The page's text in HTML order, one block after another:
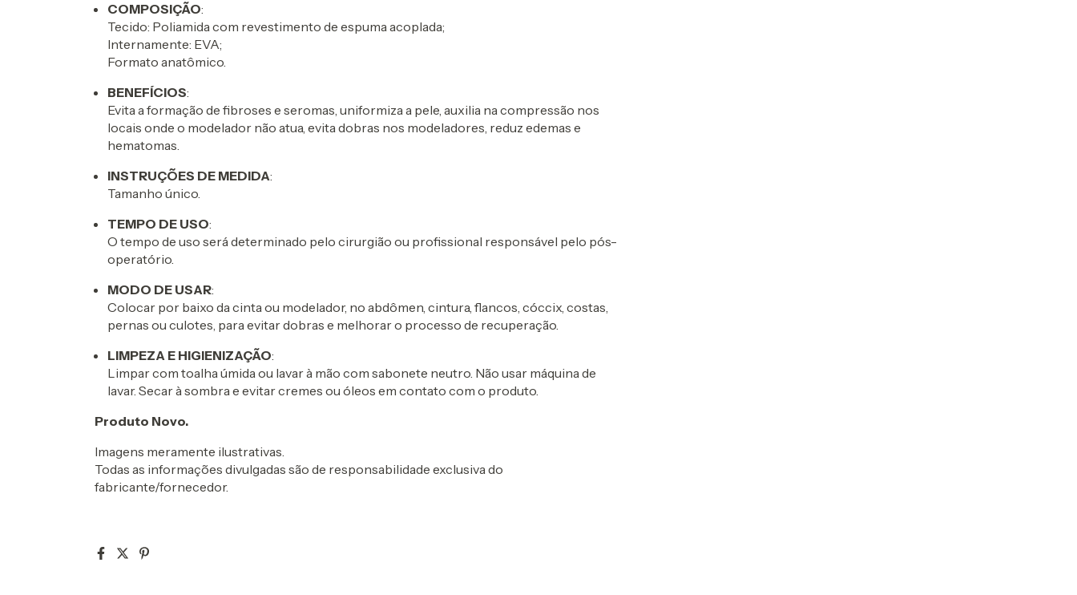
COMPOSIÇÃO:
Tecido: Poliamida com revestimento de espuma acoplada;
Internamente: EVA;
Formato anatômico.
BENEFÍCIOS:
Evita a formação de fibroses e seromas, uniformiza a pele, auxilia na compressão nos
locais onde o modelador não atua, evita dobras nos modeladores, reduz edemas e
hematomas.
INSTRUÇÕES DE MEDIDA:
Tamanho único.
TEMPO DE USO:
O tempo de uso será determinado pelo cirurgião ou profissional responsável pelo pós-
operatório.
MODO DE USAR:
Colocar por baixo da cinta ou modelador, no abdômen, cintura, flancos, cóccix, costas,
pernas ou culotes, para evitar dobras e melhorar o processo de recuperação.
LIMPEZA E HIGIENIZAÇÃO:
Limpar com toalha úmida ou lavar à mão com sabonete neutro. Não usar máquina de
lavar. Secar à sombra e evitar cremes ou óleos em contato com o produto.
Produto Novo.
Imagens meramente ilustrativas.
Todas as informações divulgadas são de responsabilidade exclusiva do
fabricante/fornecedor.